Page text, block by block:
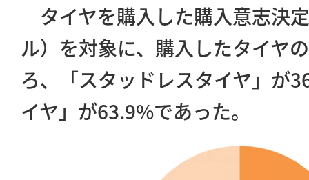
タイヤを購入した購入意志決
ル）を対象に、購入したタイヤ
ろ、「スタッドレスタイヤ」が
イヤ」が63.9%であった。